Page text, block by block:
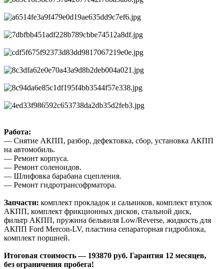
Работа:
— Снятие АКПП, разбор, дефектовка, сбор, установка АКПП
на автомобиль.
— Ремонт корпуса.
— Ремонт соленоидов.
— Шлифовка барабана сцепления.
— Ремонт гидротрансофрматора.
Запчасти: комплект прокладок и сальников, комплект втулок
АКПП, комплект фрикционных дисков, стальной диск,
фильтр АКПП, пружина бельвиля Low/Reverse, жидкость для
АКПП Ford Mercon-LV, пластина сепараторная гидроблока,
комплект поршней.
Итоговая стоимость — 193870 руб. Гарантия 12 месяцев,
без ограничения пробега!